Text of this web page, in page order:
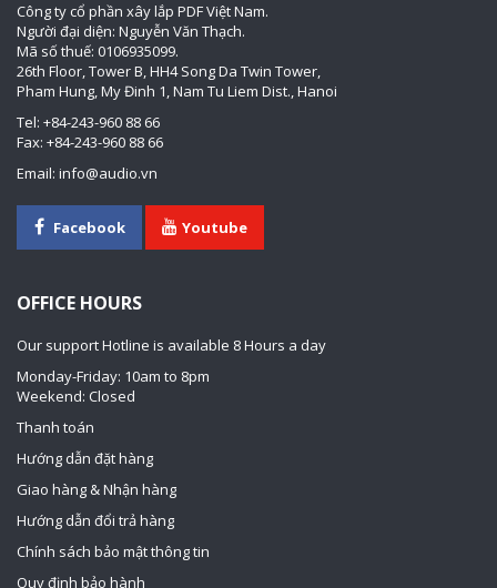
Công ty cổ phần xây lắp PDF Việt Nam.
Người đại diện: Nguyễn Văn Thạch.
Mã số thuế: 0106935099.
26th Floor, Tower B, HH4 Song Da Twin Tower,
Pham Hung, My Đinh 1, Nam Tu Liem Dist., Hanoi
Tel: +84-243-960 88 66
Fax: +84-243-960 88 66
Email: info@audio.vn
Facebook Youtube
OFFICE HOURS
Our support Hotline is available 8 Hours a day
Monday-Friday: 10am to 8pm
Weekend: Closed
Thanh toán
Hướng dẫn đặt hàng
Giao hàng & Nhận hàng
Hướng dẫn đổi trả hàng
Chính sách bảo mật thông tin
Quy định bảo hành